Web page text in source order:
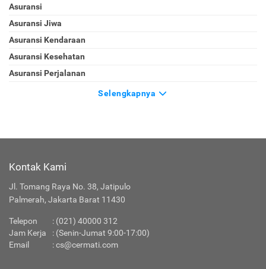
Asuransi
Asuransi Jiwa
Asuransi Kendaraan
Asuransi Kesehatan
Asuransi Perjalanan
Selengkapnya
Kontak Kami
Jl. Tomang Raya No. 38, Jatipulo
Palmerah, Jakarta Barat 11430
Telepon : (021) 40000 312
Jam Kerja
: (Senin-Jumat 9:00-17:00)
Email
:cs@cermati.com